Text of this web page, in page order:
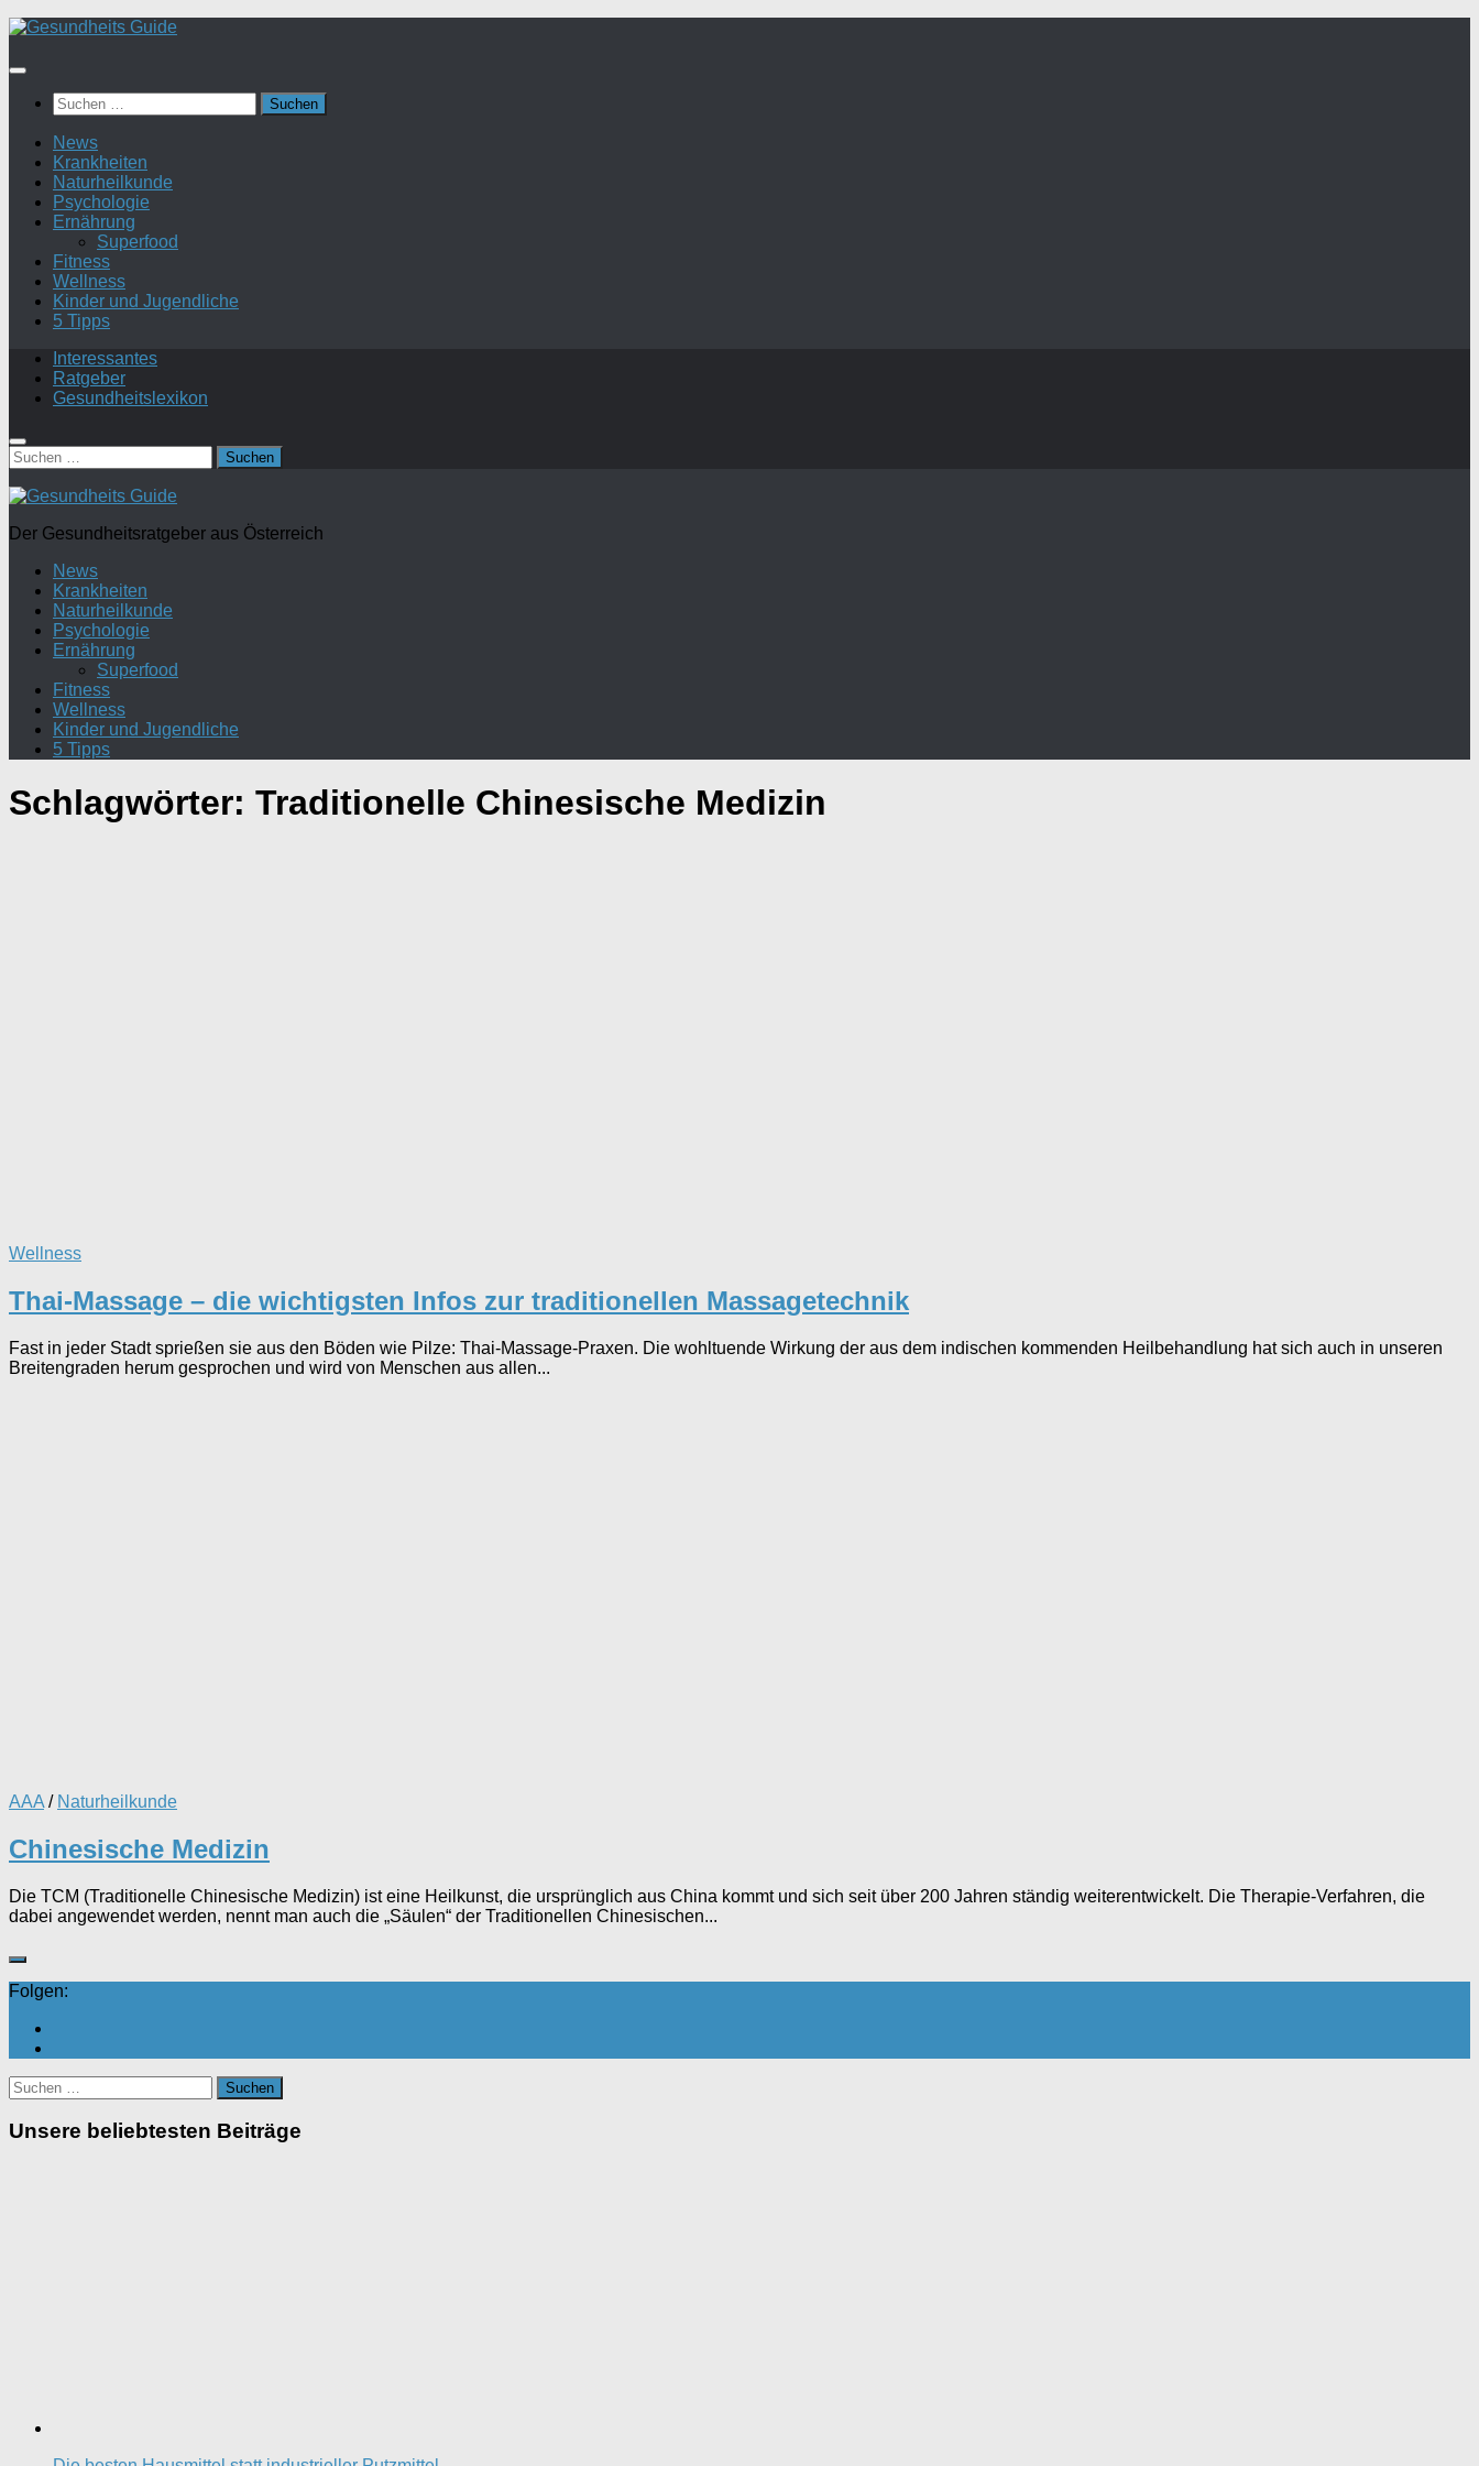
Suchen
nach:
News
Krankheiten
Naturheilkunde
Psychologie
Ernährung
Superfood
Fitness
Wellness
Kinder und Jugendliche
5 Tipps
Interessantes
Ratgeber
Gesundheitslexikon
Suchen
nach:
Der Gesundheitsratgeber aus Österreich
News
Krankheiten
Naturheilkunde
Psychologie
Ernährung
Superfood
Fitness
Wellness
Kinder und Jugendliche
5 Tipps
Schlagwörter: Traditionelle Chinesische Medizin
Wellness
Thai-Massage – die wichtigsten Infos zur traditionellen Massagetechnik
Fast in jeder Stadt sprießen sie aus den Böden wie Pilze: Thai-Massage-Praxen. Die wohltuende Wirkung der aus dem indischen kommenden Heilbehandlung hat sich auch in unseren
Breitengraden herum gesprochen und wird von Menschen aus allen...
AAA / Naturheilkunde
Chinesische Medizin
Die TCM (Traditionelle Chinesische Medizin) ist eine Heilkunst, die ursprünglich aus China kommt und sich seit über 200 Jahren ständig weiterentwickelt. Die Therapie-Verfahren, die
dabei angewendet werden, nennt man auch die „Säulen“ der Traditionellen Chinesischen...
Folgen:
Suchen
nach:
Unsere beliebtesten Beiträge